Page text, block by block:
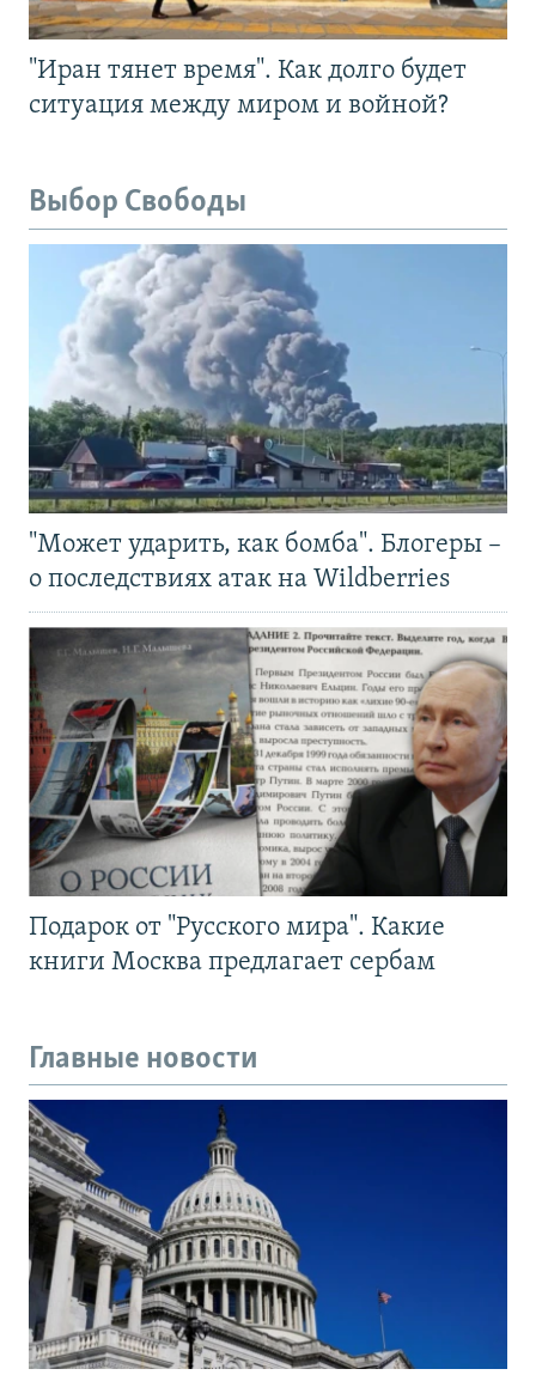
"Иран тянет время". Как долго будет
ситуация между миром и войной?
Выбор Свободы
"Может ударить, как бомба". Блогеры –
о последствиях атак на Wildberries
Подарок от "Русского мира". Какие
книги Москва предлагает сербам
Главные новости